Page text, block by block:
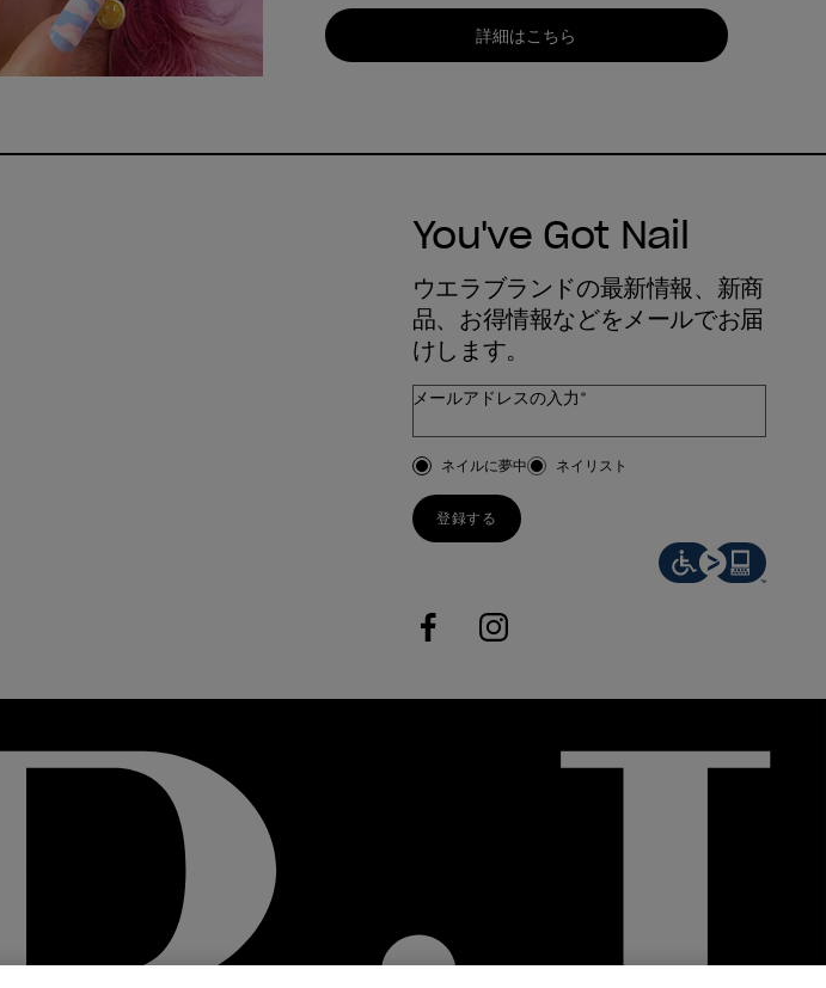
詳細はこちら
You've Got Nail
ウエラブランドの最新情報、新商
品、お得情報などをメールでお届
けします。
メールアドレスの入力*
お客様のタイプ
ネイルに夢中 ネイリスト
登録する